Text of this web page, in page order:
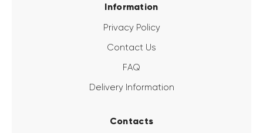
Information
Privacy Policy
Contact Us
FAQ
Delivery Information
Contacts